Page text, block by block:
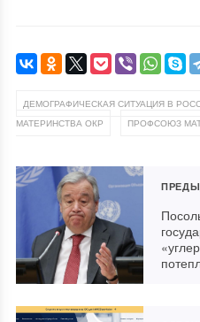
ДЕМОГРАФИЧЕСКАЯ СИТУАЦИЯ В
МАТЕРИНСТВА ОКР
ПРОФСОЮЗ